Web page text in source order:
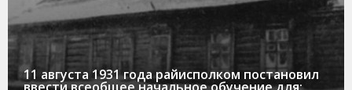
11 августа 1931 года райисполком постановил
ввести всеобщее начальное обучение для: